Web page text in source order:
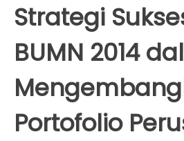
Strategi
BUMN 2014
Portofolio